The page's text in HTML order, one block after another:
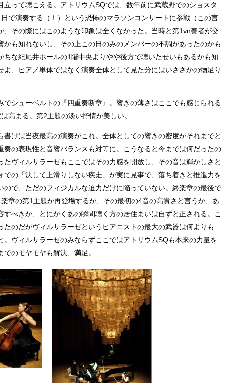
立って聴こえる。アトリウムSQでは、数年前に武蔵野でのショスタ
で演奏する（！）という恐怖のマラソンコンサートに参戦（この言
、その際にはこのような印象は全くなかった。当時と第1vn奏者が交
かも知れないし、その上この日のみのメンバーの不調があったのかも
ちな紀尾井ホールの1階中央よりやや後方で聴いたせいもあるかも知
よ、ピアノ単体ではなく演奏全体として見た分にはいささかの物足り
でシューベルトの『四重奏断章』。響きの薄さはここでも感じられる
高まる。第2主題の淡い抒情が美しい。
書けば当夜最高の演奏がこれ。全体としての響きの密度がそれまでと
奏の表現性と音響バランスも対等に。こうなると今までは何だったの
たヴィルサラーゼもここではその力感を開放し、その音は輝かしさと
での「決して上滑りしない疾走」が実に見事で、落ち着きと推進力を
ので、ただのフィジカルな迫力だけに陥っていない。終楽章の最後で
章の第1主題が再登場するが、その最初の4音の高貴さと言うか、あ
すべきか、とにかくあの瞬間聴く方の居住まいは自ずと正される。こ
たのだがヴィルサラーゼというピアニストの最大の武器は何よりも
。ヴィルサラーゼのみならずここではアトリウムSQも本来の力量を
のモヤモヤも解決、満足。